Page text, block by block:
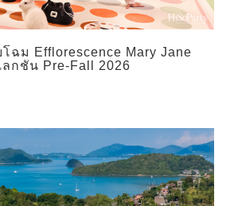
โฉม Efflorescence Mary Jane
ลกชัน Pre-Fall 2026